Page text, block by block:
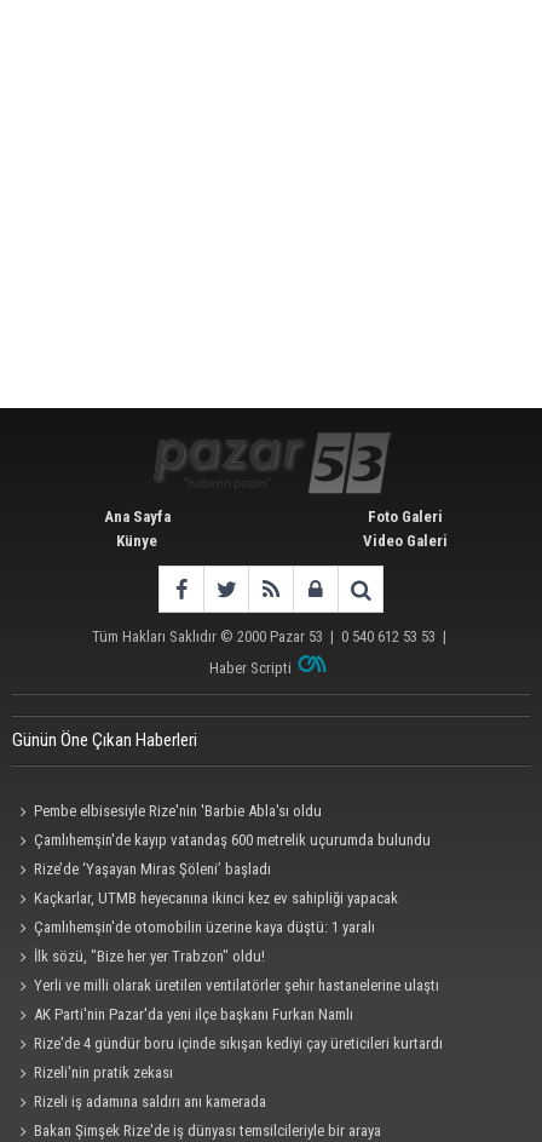
Ana Sayfa
Künye
Foto Galeri
Video Galeri
Tüm Hakları Saklıdır © 2000 Pazar 53 | 0 540 612 53 53 |
Haber Scripti
Günün Öne Çıkan Haberleri
Pembe elbisesiyle Rize'nin 'Barbie Abla'sı oldu
Çamlıhemşin'de kayıp vatandaş 600 metrelik uçurumda bulundu
Rize’de ‘Yaşayan Miras Şöleni’ başladı
Kaçkarlar, UTMB heyecanına ikinci kez ev sahipliği yapacak
Çamlıhemşin'de otomobilin üzerine kaya düştü: 1 yaralı
İlk sözü, "Bize her yer Trabzon" oldu!
Yerli ve milli olarak üretilen ventilatörler şehir hastanelerine ulaştı
AK Parti'nin Pazar'da yeni ilçe başkanı Furkan Namlı
Rize'de 4 gündür boru içinde sıkışan kediyi çay üreticileri kurtardı
Rizeli'nin pratik zekası
Rizeli iş adamına saldırı anı kamerada
Bakan Şimşek Rize'de iş dünyası temsilcileriyle bir araya